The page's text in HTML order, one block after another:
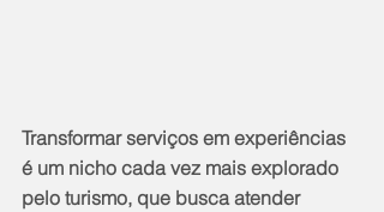
Transformar serviços em experiências
é um nicho cada vez mais explorado
pelo turismo, que busca atender